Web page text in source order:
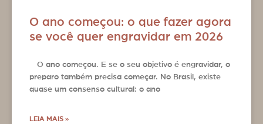
O ano começou: o que fazer agora
se você quer engravidar em 2026
O ano começou. E se o seu objetivo é engravidar, o
preparo também precisa começar. No Brasil, existe
quase um consenso cultural: o ano
LEIA MAIS »